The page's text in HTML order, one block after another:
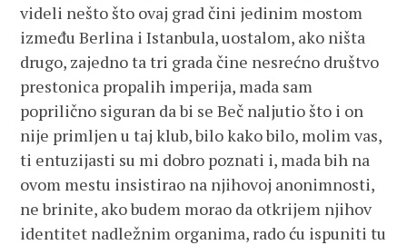
videli nešto što ovaj grad čini jedinim mostom
između Berlina i Istanbula, uostalom, ako ništa
drugo, zajedno ta tri grada čine nesrećno društvo
prestonica propalih imperija, mada sam
poprilično siguran da bi se Beč naljutio što i on
nije primljen u taj klub, bilo kako bilo, molim vas,
ti entuzijasti su mi dobro poznati i, mada bih na
ovom mestu insistirao na njihovoj anonimnosti,
ne brinite, ako budem morao da otkrijem njihov
identitet nadležnim organima, rado ću ispuniti tu